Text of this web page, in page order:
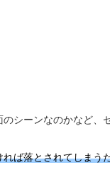
シーンなのかなど、
ば落とされてしまう